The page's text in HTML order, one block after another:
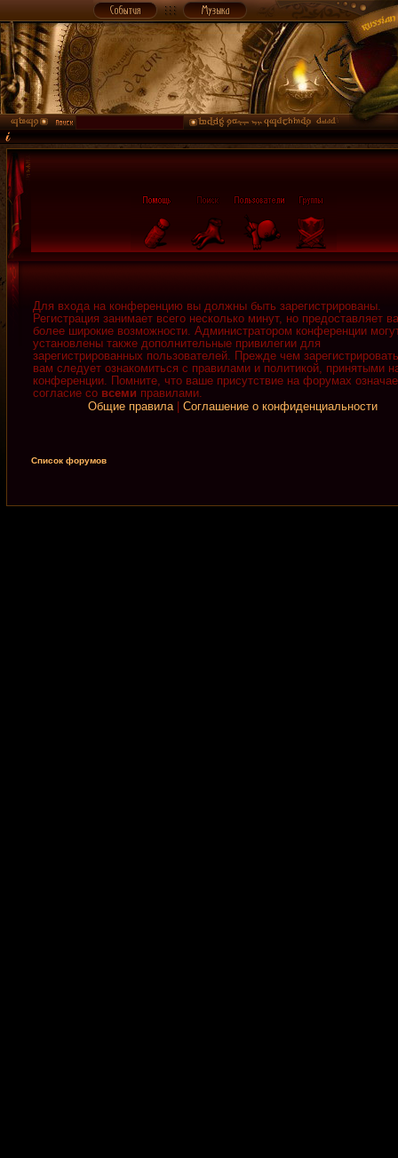
Для входа на конференцию вы должны быть зарегистрированы.
Регистрация занимает всего несколько минут, но предоставляет
более широкие возможности. Администратором конференции
установлены также дополнительные привилегии для
зарегистрированных пользователей. Прежде чем
вам следует ознакомиться с правилами и политикой, принятыми
конференции. Помните, что ваше присутствие на форумах
согласие со всеми правилами.
Общие правила| Соглашение о конфиденциальности
Список форумов